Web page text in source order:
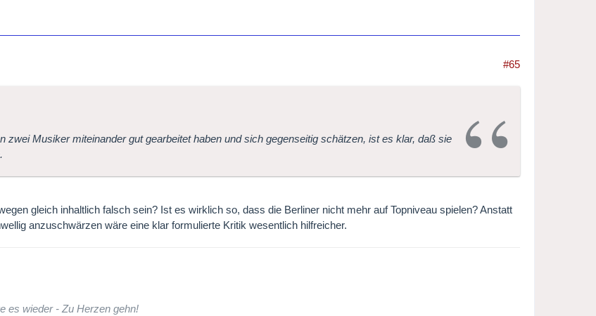
#65
zwei Musiker miteinander gut gearbeitet haben und sich gegenseitig schätzen, ist es klar, daß sie
gleich inhaltlich falsch sein? Ist es wirklich so, dass die Berliner nicht mehr auf Topniveau spielen? Anstatt
anzuschwärzen wäre eine klar formulierte Kritik wesentlich hilfreicher.
es wieder - Zu Herzen gehn!